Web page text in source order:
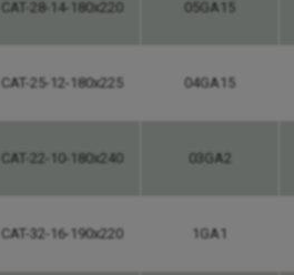
CAT-28-14-180x220 05GA15
CAT-25-12-180x225 04GA15
CAT-22-10-180x240 03GA2
CAT-32-16-190x220 1GA1